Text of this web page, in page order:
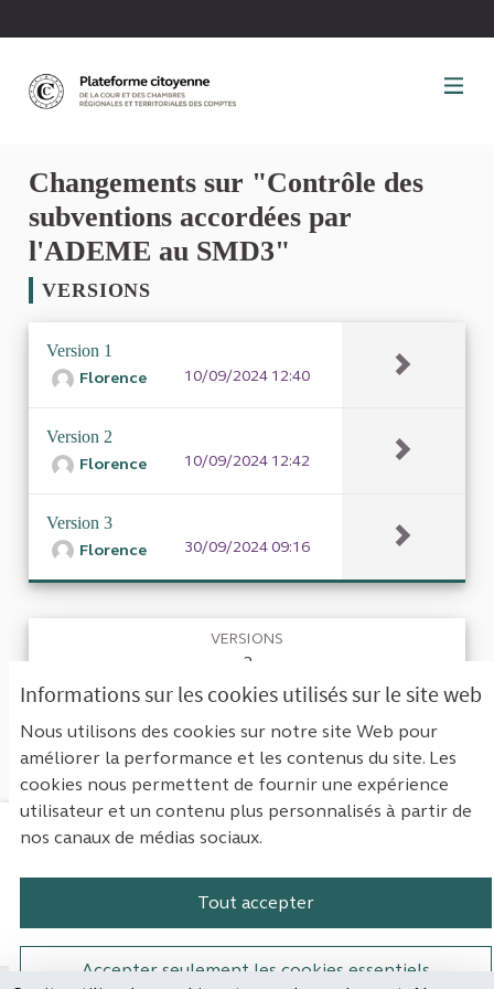
Informations sur les cookies utilisés sur le site web
Nous utilisons des cookies sur notre site Web pour
améliorer la performance et les contenus du site. Les
cookies nous permettent de fournir une expérience
utilisateur et un contenu plus personnalisés à partir de
nos canaux de médias sociaux.
Tout accepter
Accepter seulement les cookies essentiels
Changements sur "Contrôle des
subventions accordées par
l'ADEME au SMD3"
VERSIONS
Version 1
Florence
10/09/2024 12:40
Version 2
Florence
10/09/2024 12:42
Version 3
Florence
30/09/2024 09:16
VERSIONS
3
RETOURNER À LA PROPOSITION
Mentions légales
Paramètres des cookies
Plateforme de participation de la
Plateforme de participation de la
Plateforme de participation
Plateforme de